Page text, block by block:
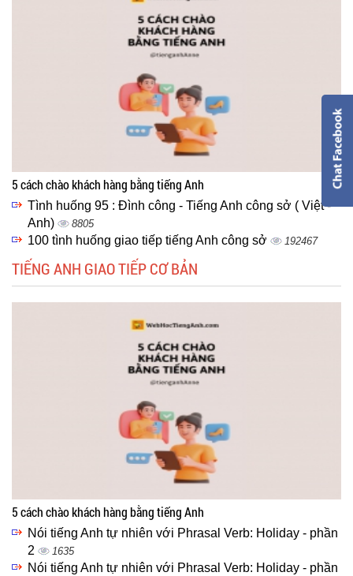
5 cách chào khách hàng bằng tiếng Anh
Tình huống 95 : Đình công - Tiếng Anh công sở ( Việt -
Anh)
8805
100 tình huống giao tiếp tiếng Anh công sở 192467
TIẾNG ANH GIAO TIẾP CƠ BẢN
5 cách chào khách hàng bằng tiếng Anh
Nói tiếng Anh tự nhiên với Phrasal Verb: Holiday - phần
2
1635
Nói tiếng Anh tự nhiên với Phrasal Verb: Holiday - phần